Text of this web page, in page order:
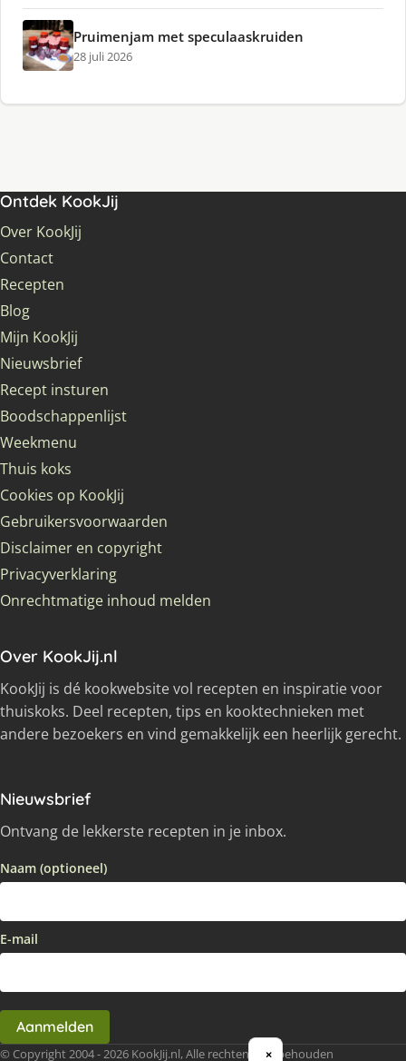
Pruimenjam met speculaaskruiden
28 juli 2026
Ontdek KookJij
Over KookJij
Contact
Recepten
Blog
Mijn KookJij
Nieuwsbrief
Recept insturen
Boodschappenlijst
Weekmenu
Thuis koks
Cookies op KookJij
Gebruikersvoorwaarden
Disclaimer en copyright
Privacyverklaring
Onrechtmatige inhoud melden
Over KookJij.nl
KookJij is dé kookwebsite vol recepten en inspiratie voor
thuiskoks. Deel recepten, tips en kooktechnieken met
andere bezoekers en vind gemakkelijk een heerlijk gerecht.
Nieuwsbrief
Ontvang de lekkerste recepten in je inbox.
Naam (optioneel)
E-mail
Aanmelden
© Copyright 2004 - 2026 KookJij.nl, Alle rechten voorbehouden
×